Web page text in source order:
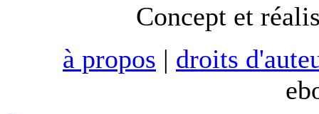
Concept et
à propos | droits